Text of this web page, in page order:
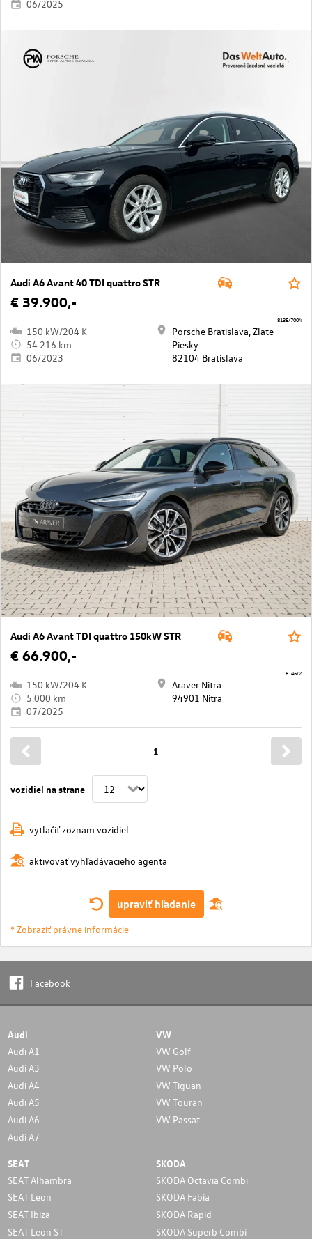
06/2025
Audi A6 Avant 40 TDI quattro STR
€ 39.900,-
150 kW/204 K
54.216 km
06/2023
Porsche Bratislava, Zlate
Piesky
82104 Bratislava
8135/7004
Audi A6 Avant TDI quattro 150kW STR
€ 66.900,-
150 kW/204 K
5.000 km
07/2025
Araver Nitra
94901 Nitra
8146/2
vozidiel na strane
1
vytlačiť zoznam vozidiel
aktivovať vyhľadávacieho agenta
upraviť hľadanie
* Zobraziť právne informácie
Facebook
Audi
Audi A1
Audi A3
Audi A4
Audi A5
Audi A6
Audi A7
VW
VW Golf
VW Polo
VW Tiguan
VW Touran
VW Passat
SEAT
SEAT Alhambra
SEAT Leon
SEAT Ibiza
SEAT Leon ST
SKODA
SKODA Octavia Combi
SKODA Fabia
SKODA Rapid
SKODA Superb Combi